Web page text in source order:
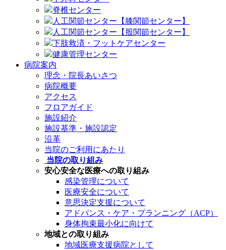
脊椎センター
人工関節センター【膝関節センター】
人工関節センター【股関節センター】
下肢救済・フットケアセンター
健康管理センター
病院案内
理念・院長あいさつ
病院概要
アクセス
フロアガイド
施設紹介
施設基準・施設認定
沿革
当院のご利用にあたり
当院の取り組み
安心安全な医療への取り組み
感染管理について
医療安全について
意思決定支援について
アドバンス・ケア・プランニング（ACP）
身体拘束最小化に向けて
地域との取り組み
地域医療支援病院として